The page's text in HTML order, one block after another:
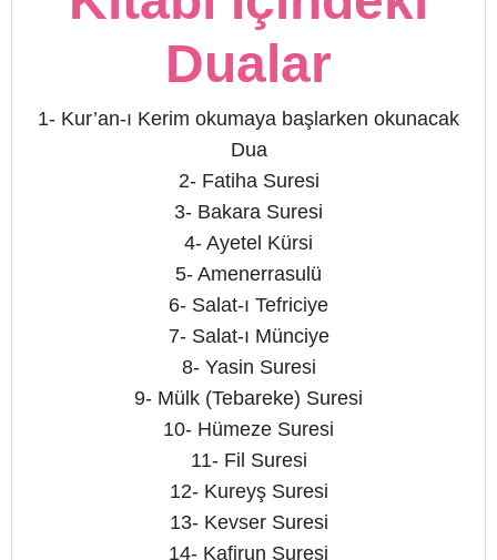
Dualar
1- Kur’an-ı Kerim okumaya başlarken okunacak
Dua
2- Fatiha Suresi
3- Bakara Suresi
4- Ayetel Kürsi
5- Amenerrasulü
6- Salat-ı Tefriciye
7- Salat-ı Münciye
8- Yasin Suresi
9- Mülk (Tebareke) Suresi
10- Hümeze Suresi
11- Fil Suresi
12- Kureyş Suresi
13- Kevser Suresi
14- Kafirun Suresi